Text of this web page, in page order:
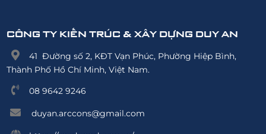
CÔNG TY KIẾN TRÚC & XÂY DỰNG DUY AN
41 Đường số 2, KĐT Vạn Phúc, Phường Hiệp Bình,
Thành Phố Hồ Chí Minh, Việt Nam.
08 9642 9246
duyan.arccons@gmail.com